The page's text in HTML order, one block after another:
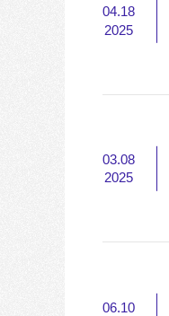
04.18
2025
03.08
2025
06.10